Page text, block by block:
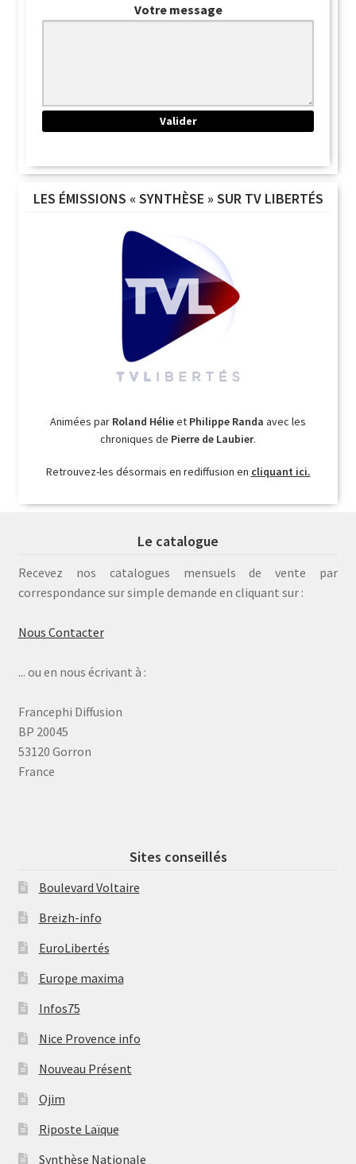
Votre message
LES ÉMISSIONS « SYNTHÈSE » SUR TV LIBERTÉS
Animées par Roland Hélieet Philippe Randa avec les
chroniques de Pierre de Laubier.
Retrouvez-les désormais en rediffusion en cliquant ici.
Le catalogue
Recevez nos catalogues mensuels de vente par
correspondance sur simple demande en cliquant sur :
Nous Contacter
... ou en nous écrivant à :
Francephi Diffusion
BP 20045
53120 Gorron
France
Sites conseillés
Boulevard Voltaire
Breizh-info
EuroLibertés
Europe maxima
Infos75
Nice Provence info
Nouveau Présent
Ojim
Riposte Laïque
Synthèse Nationale